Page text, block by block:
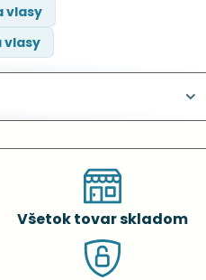
vlasy
vlasy
Všetok tovar skladom